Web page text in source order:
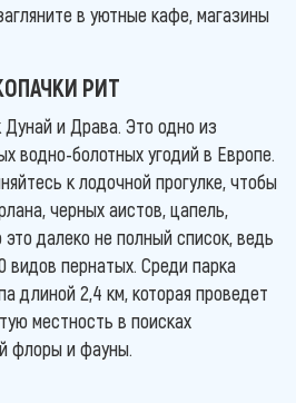
в уютные кафе, магазины
РИТ
и Драва. Это одно из
водно-болотных угодий в Европе.
к лодочной прогулке, чтобы
черных аистов, цапель,
далеко не полный список, ведь
видов пернатых. Среди парка
длиной 2,4 км, которая проведет
местность в поисках
флоры и фауны.